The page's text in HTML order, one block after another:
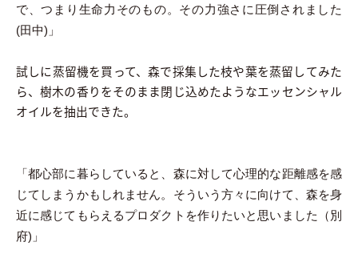
で、つまり生命力そのもの。その力強さに圧倒されました
(田中)」
試しに蒸留機を買って、森で採集した枝や葉を蒸留してみた
ら、樹木の香りをそのまま閉じ込めたようなエッセンシャル
オイルを抽出できた。
「都心部に暮らしていると、森に対して心理的な距離感を感
じてしまうかもしれません。そういう方々に向けて、森を身
近に感じてもらえるプロダクトを作りたいと思いました（別
府)」